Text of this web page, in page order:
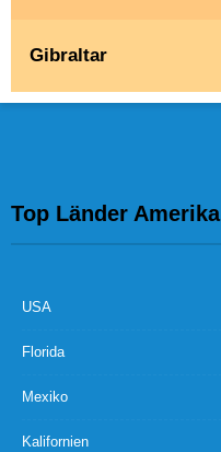
Gibraltar
Top Länder Amerika
USA
Florida
Mexiko
Kalifornien